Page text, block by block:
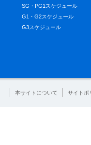
SG・PG1スケジュール
G1・G2スケジュール
G3スケジュール
本サイトについて サイトポ